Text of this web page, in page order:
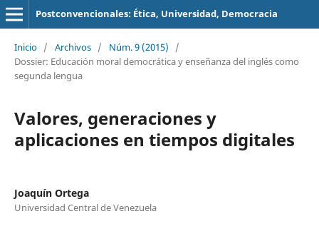
Postconvencionales: Ética, Universidad, Democracia
Inicio / Archivos / Núm. 9 (2015)
/
Dossier: Educación moral democrática y enseñanza del inglés como
segunda lengua
Valores, generaciones y
aplicaciones en tiempos digitales
Joaquín Ortega
Universidad Central de Venezuela